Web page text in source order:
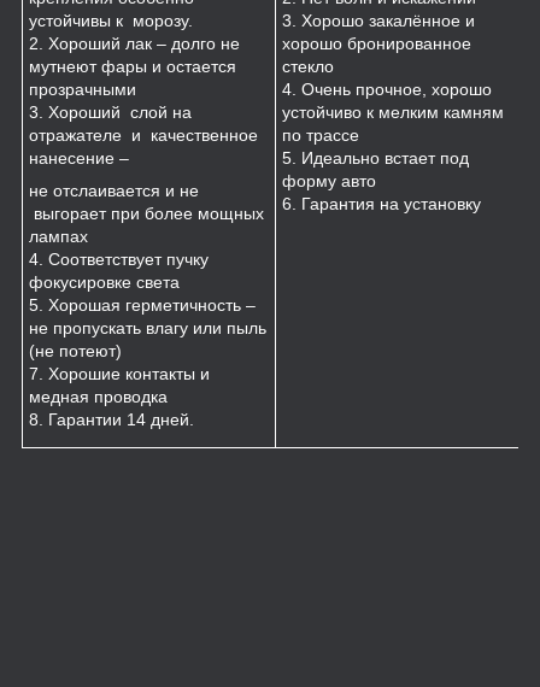
устойчивы к морозу.
2. Хороший лак – долго не
мутнеют фары и остается
прозрачными
3. Хороший слой на
отражателе и качественное
нанесение –
не отслаивается и не
выгорает при более мощных
лампах
4. Соответствует пучку
фокусировке света
5. Хорошая герметичность –
не пропускать влагу или пыль
(не потеют)
7. Хорошие контакты и
медная проводка
8. Гарантии 14 дней.
3. Хорошо закалённое и
хорошо бронированное
стекло
4. Очень прочное, хорошо
устойчиво к мелким камням
по трассе
5. Идеально встает под
форму авто
6. Гарантия на установку